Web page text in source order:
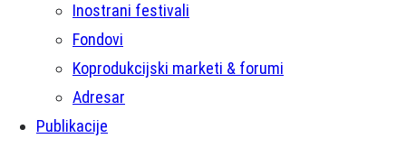
Inostrani festivali
Fondovi
Koprodukcijski marketi & forumi
Adresar
Publikacije